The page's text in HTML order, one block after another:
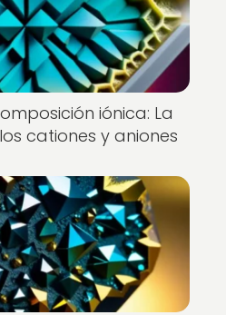
iónica: La
cationes y aniones